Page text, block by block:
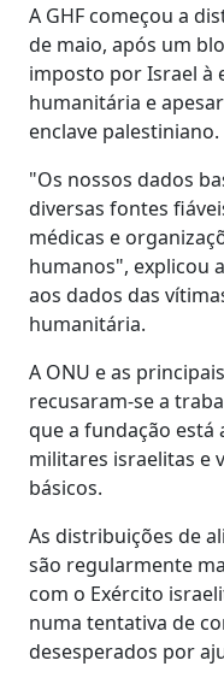
A GHF começou a
de maio, após um
imposto por Israel à
humanitária e
enclave palestiniano.
"Os nossos dados
diversas fontes
médicas e
humanos", explicou
aos dados das
humanitária.
A ONU e as
recusaram-se a
que a fundação está
militares israelitas e
básicos.
As distribuições de
são regularmente
com o Exército
numa tentativa de
desesperados por